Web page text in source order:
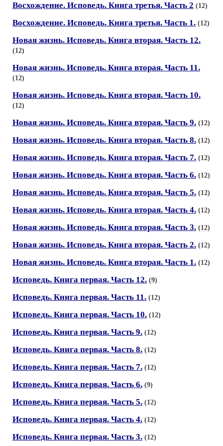
Восхождение. Исповедь. Книга третья. Часть 2 (12)
Восхождение. Исповедь. Книга третья. Часть 1. (12)
Новая жизнь. Исповедь. Книга вторая. Часть 12.
(12)
Новая жизнь. Исповедь. Книга вторая. Часть 11.
(12)
Новая жизнь. Исповедь. Книга вторая. Часть 10.
(12)
Новая жизнь. Исповедь. Книга вторая. Часть 9. (12)
Новая жизнь. Исповедь. Книга вторая. Часть 8. (12)
Новая жизнь. Исповедь. Книга вторая. Часть 7. (12)
Новая жизнь. Исповедь. Книга вторая. Часть 6. (12)
Новая жизнь. Исповедь. Книга вторая. Часть 5. (12)
Новая жизнь. Исповедь. Книга вторая. Часть 4. (12)
Новая жизнь. Исповедь. Книга вторая. Часть 3. (12)
Новая жизнь. Исповедь. Книга вторая. Часть 2. (12)
Новая жизнь. Исповедь. Книга вторая. Часть 1. (12)
Исповедь. Книга первая. Часть 12. (9)
Исповедь. Книга первая. Часть 11. (12)
Исповедь. Книга первая. Часть 10. (12)
Исповедь. Книга первая. Часть 9. (12)
Исповедь. Книга первая. Часть 8. (12)
Исповедь. Книга первая. Часть 7. (12)
Исповедь. Книга первая. Часть 6. (9)
Исповедь. Книга первая. Часть 5. (12)
Исповедь. Книга первая. Часть 4. (12)
Исповедь. Книга первая. Часть 3. (12)